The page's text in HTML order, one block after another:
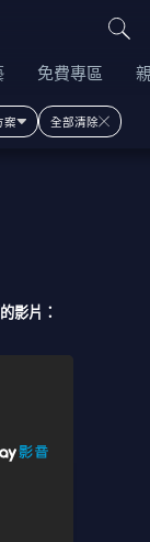
免費專區
案 全部清除
影片：